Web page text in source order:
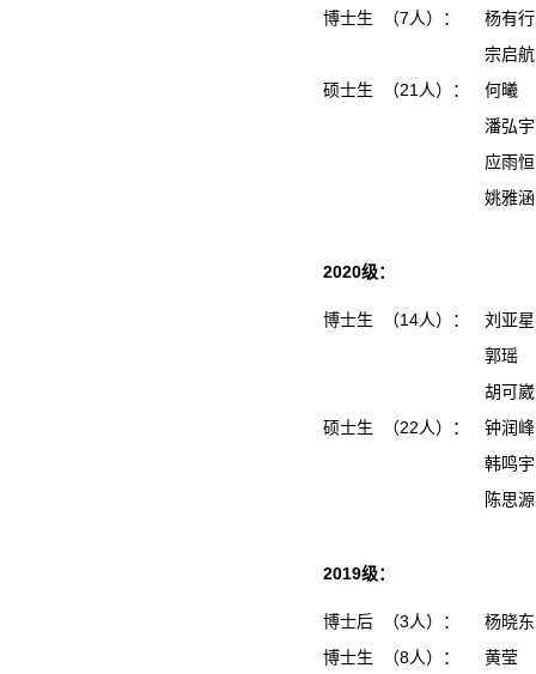
博士生 （7人）：
杨有行
宗启航
硕士生 （21人）：
何曦
潘弘
应雨
姚雅
2020级：
博士生 （14人）：
刘亚星
郭瑶
胡可崴
硕士生 （22人）：
钟润
韩鸣
陈思
2019级：
博士后 （3人）：
杨晓
博士生 （8人）：
黄莹